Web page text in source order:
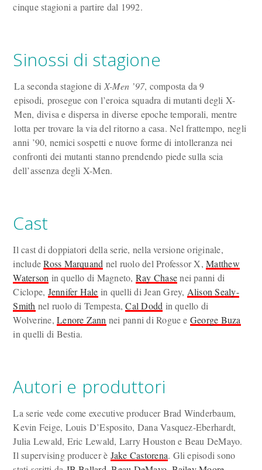
cinque stagioni a partire dal 1992.
Sinossi di stagione
La seconda stagione di X-Men ’97, composta da 9
episodi, prosegue con l’eroica squadra di mutanti degli X-
Men, divisa e dispersa in diverse epoche temporali, mentre
lotta per trovare la via del ritorno a casa. Nel frattempo, negli
anni ’90, nemici sospetti e nuove forme di intolleranza nei
confronti dei mutanti stanno prendendo piede sulla scia
dell’assenza degli X-Men.
Cast
Il cast di doppiatori della serie, nella versione originale,
includeRoss Marquand nel ruolo del Professor X,Matthew
Waterson in quello di Magneto, Ray Chasenei panni di
Ciclope, Jennifer Hale in quelli di Jean Grey, Alison Sealy-
Smith nel ruolo di Tempesta,Cal Dodd in quello di
Wolverine,Lenore Zann nei panni di Rogue e George Buza
in quelli di Bestia.
Autori e produttori
La serie vede come executive producer Brad Winderbaum,
Kevin Feige, Louis D’Esposito, Dana Vasquez-Eberhardt,
Julia Lewald, Eric Lewald, Larry Houston e Beau DeMayo.
Il supervising producer è Jake Castorena. Gli episodi sono